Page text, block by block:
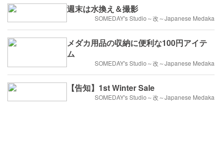
週末は水換え＆撮影
SOMEDAY's Studio～改～Japanese Medaka
メダカ用品の収納に便利な100円アイテ
ム
SOMEDAY's Studio～改～Japanese Medaka
【告知】1st Winter Sale
SOMEDAY's Studio～改～Japanese Medaka